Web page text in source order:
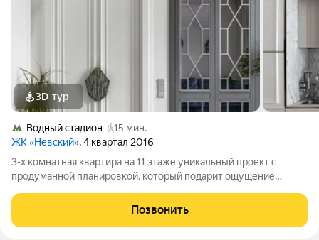
3D-тур
Водный стадион
15 мин.
ЖК «Невский», 4 квартал 2016
3-х комнатная квартира на 11 этаже уникальный проект с
продуманной планировкой, который подарит ощущение
ним очень бережно смотрит УК, детская площадка,
футбольное поле, можно играть в теннис.
Позвонить